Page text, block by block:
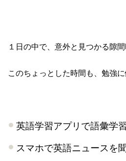
１日の中で、意外と見つかる隙間
このちょっとした時間も、勉強
英語学習アプリで語彙学習
スマホで英語ニュースを